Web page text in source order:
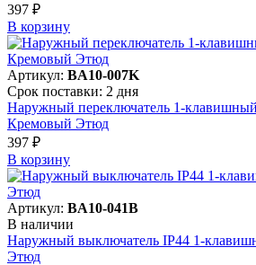
397 ₽
В корзинy
Артикул: BA10-007K
Срок поставки: 2 дня
Наружный переключатель 1-
Кремовый Этюд
397 ₽
В корзинy
Артикул: BA10-041B
В наличии
Наружный выключатель IP44 1-
Этюд